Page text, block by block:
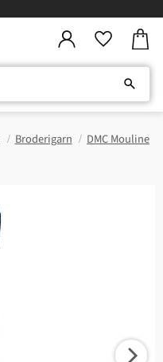
Broderigarn
DMC Mouline